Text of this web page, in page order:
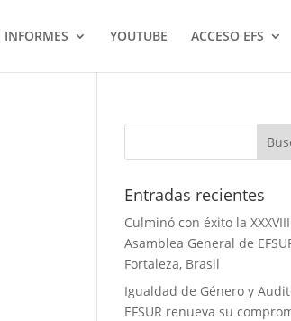
INFORMES YOUTUBE ACCESO EFS
Entradas recientes
Culminó con éxito la XXXVIII
Asamblea General de
Fortaleza, Brasil
Igualdad de Género y
EFSUR renueva su